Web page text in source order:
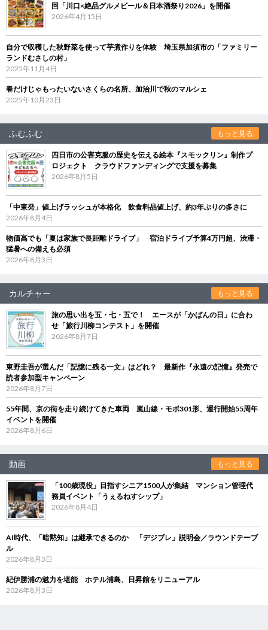
回「川口×絶品グルメビール＆日本酒祭り2026」を開催
2026年4月15日
自分で収穫した秋野菜を使って芋煮作りを体験 埼玉県加須市の「ファミリー
ランドむさしの村」
2025年11月4日
春だけじゃもったいないさくらの名所、加治川で秋のマルシェ
2025年10月23日
ふむふむ もっと見る
四日市の公害克服の歴史を伝える絵本『スモックリン』制作プ
ロジェクト クラウドファンディングで支援を募集
2026年8月5日
「中東発」値上げラッシュが本格化 飲食料品値上げ、約3年ぶりの多さに
2026年8月4日
物価高でも「夏は家族で長距離ドライブ」 宿泊ドライブ予算4万円超、渋滞・
猛暑への備えも必須
2026年8月3日
カルチャー もっと見る
旅の思い出を五・七・五で！ エースが「かばんの日」に合わ
せ「旅行川柳コンテスト」を開催
2026年8月7日
東野圭吾が選んだ「記憶に残る一文」はどれ？ 最新作『永遠の記憶』発売で
読者参加型キャンペーン
2026年8月7日
55年間、京の街を走り続けてきた車両 嵐山線・モボ301形、運行開始55周年
イベントを開催
2026年8月6日
動画 もっと見る
「100歳現役」目指すシニア1500人が集結 マンション管理代
務員イベント「うぇるねすシップ」
2026年8月4日
AI時代、「暗黙知」は継承できるのか 「デジブレ」説明会／ラウンドテーブ
ル
2026年8月3日
紀伊勝浦の魅力を堪能 ホテル浦島、日昇館をリニューアル
2026年8月3日